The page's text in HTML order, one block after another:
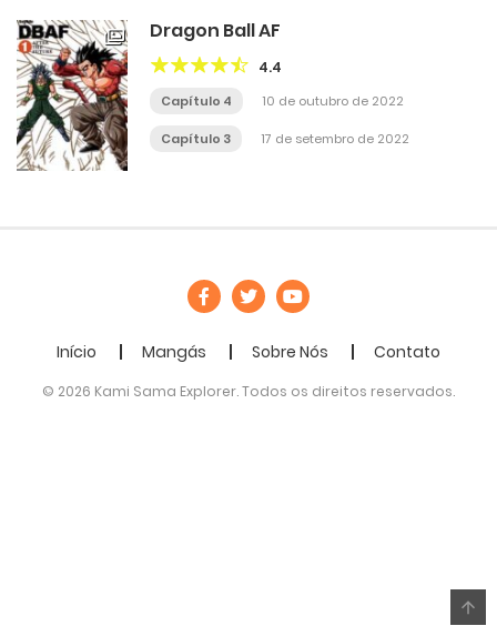
Dragon Ball AF
4.4
Capítulo 4 10 de outubro de 2022
Capítulo 3 17 de setembro de 2022
Início Mangás Sobre Nós Contato
© 2026 Kami Sama Explorer. Todos os direitos reservados.